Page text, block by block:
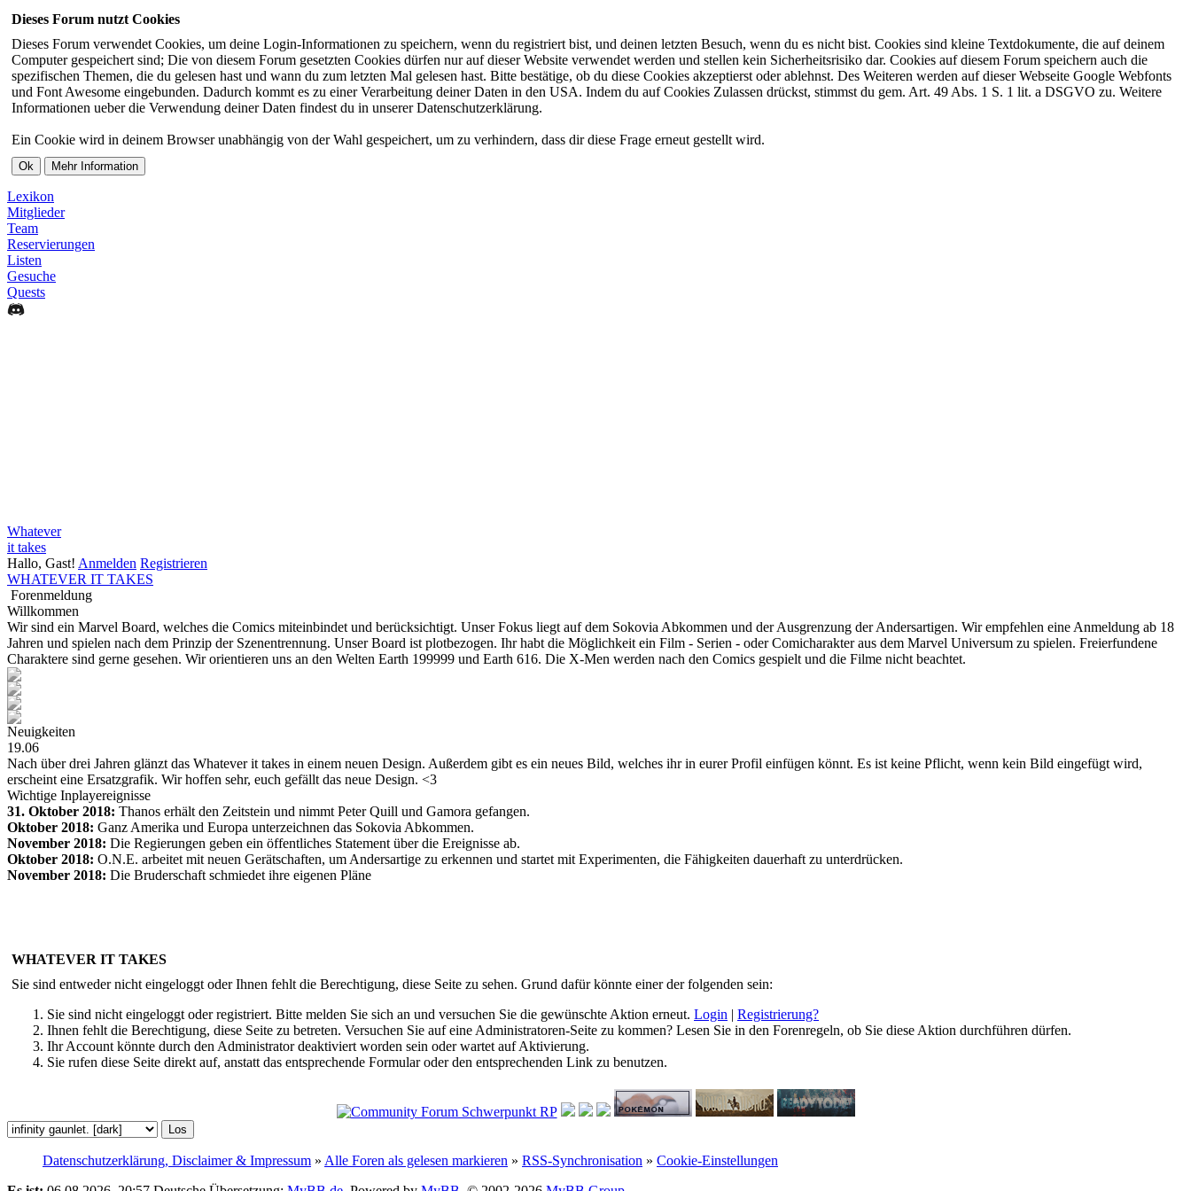
Dieses Forum nutzt Cookies
Dieses Forum verwendet Cookies, um deine Login-Informationen zu speichern, wenn du registriert bist, und deinen letzten Besuch, wenn du es nicht bist. Cookies sind kleine Textdokumente, die auf deinem
Computer gespeichert sind; Die von diesem Forum gesetzten Cookies dürfen nur auf dieser Website verwendet werden und stellen kein Sicherheitsrisiko dar. Cookies auf diesem Forum speichern auch die
spezifischen Themen, die du gelesen hast und wann du zum letzten Mal gelesen hast. Bitte bestätige, ob du diese Cookies akzeptierst oder ablehnst. Des Weiteren werden auf dieser Webseite Google Webfonts
und Font Awesome eingebunden. Dadurch kommt es zu einer Verarbeitung deiner Daten in den USA. Indem du auf Cookies Zulassen drückst, stimmst du gem. Art. 49 Abs. 1 S. 1 lit. a DSGVO zu. Weitere
Informationen ueber die Verwendung deiner Daten findest du in unserer Datenschutzerklärung.
Ein Cookie wird in deinem Browser unabhängig von der Wahl gespeichert, um zu verhindern, dass dir diese Frage erneut gestellt wird.
Lexikon
Mitglieder
Team
Reservierungen
Listen
Gesuche
Quests
Whatever
it takes
Hallo, Gast! Anmelden Registrieren
WHATEVER IT TAKES
Forenmeldung
Willkommen
Wir sind ein Marvel Board, welches die Comics miteinbindet und berücksichtigt. Unser Fokus liegt auf dem Sokovia Abkommen und der Ausgrenzung der Andersartigen. Wir empfehlen eine Anmeldung ab 18
Jahren und spielen nach dem Prinzip der Szenentrennung. Unser Board ist plotbezogen. Ihr habt die Möglichkeit ein Film - Serien - oder Comicharakter aus dem Marvel Universum zu spielen. Freierfundene
Charaktere sind gerne gesehen. Wir orientieren uns an den Welten Earth 199999 und Earth 616. Die X-Men werden nach den Comics gespielt und die Filme nicht beachtet.
Neuigkeiten
19.06
Nach über drei Jahren glänzt das Whatever it takes in einem neuen Design. Außerdem gibt es ein neues Bild, welches ihr in eurer Profil einfügen könnt. Es ist keine Pflicht, wenn kein Bild eingefügt wird,
erscheint eine Ersatzgrafik. Wir hoffen sehr, euch gefällt das neue Design. <3
Wichtige Inplayereignisse
31. Oktober 2018: Thanos erhält den Zeitstein und nimmt Peter Quill und Gamora gefangen.
Oktober 2018: Ganz Amerika und Europa unterzeichnen das Sokovia Abkommen.
November 2018: Die Regierungen geben ein öffentliches Statement über die Ereignisse ab.
Oktober 2018: O.N.E. arbeitet mit neuen Gerätschaften, um Andersartige zu erkennen und startet mit Experimenten, die Fähigkeiten dauerhaft zu unterdrücken.
November 2018: Die Bruderschaft schmiedet ihre eigenen Pläne
WHATEVER IT TAKES
Sie sind entweder nicht eingeloggt oder Ihnen fehlt die Berechtigung, diese Seite zu sehen. Grund dafür könnte einer der folgenden sein:
Sie sind nicht eingeloggt oder registriert. Bitte melden Sie sich an und versuchen Sie die gewünschte Aktion erneut. Login | Registrierung?
Ihnen fehlt die Berechtigung, diese Seite zu betreten. Versuchen Sie auf eine Administratoren-Seite zu kommen? Lesen Sie in den Forenregeln, ob Sie diese Aktion durchführen dürfen.
Ihr Account könnte durch den Administrator deaktiviert worden sein oder wartet auf Aktivierung.
Sie rufen diese Seite direkt auf, anstatt das entsprechende Formular oder den entsprechenden Link zu benutzen.
Datenschutzerklärung, Disclaimer & Impressum » Alle Foren als gelesen markieren » RSS-Synchronisation » Cookie-Einstellungen